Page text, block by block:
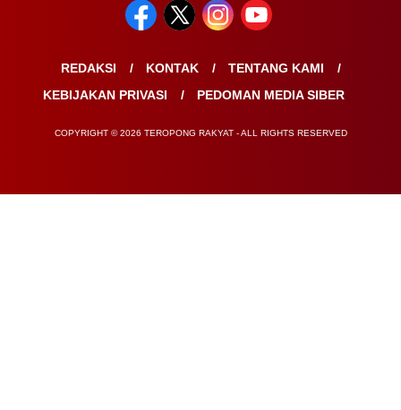
REDAKSI KONTAK
TENTANG KAMI
KEBIJAKAN PRIVASI
PEDOMAN MEDIA SIBER
COPYRIGHT © 2026 TEROPONG RAKYAT - ALL RIGHTS RESERVED